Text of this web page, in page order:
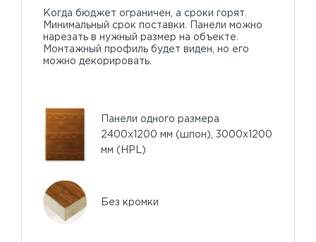
Когда бюджет ограничен, а сроки горят.
Минимальный срок поставки. Панели можно
нарезать в нужный размер на объекте.
Монтажный профиль будет виден, но его
можно декорировать.
Панели одного размера
2400х1200 мм (шпон), 3000х1200
мм (HPL)
Без кромки